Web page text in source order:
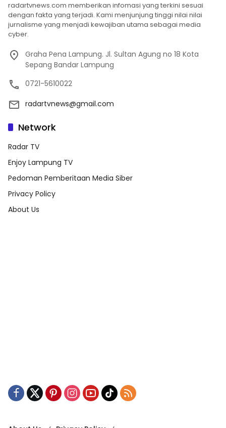
radartvnews.com memberikan infomasi yang terkini sesuai
dengan fakta yang terjadi. Kami menjunjung tinggi nilai nilai
jurnalisme yang menjadi kewajiban utama sebagai media
cyber.
Graha Pena Lampung. Jl. Sultan Agung no 18 Kota
Sepang Bandar Lampung
0721-5610022
radartvnews@gmail.com
Network
Radar TV
Enjoy Lampung TV
Pedoman Pemberitaan Media Siber
Privacy Policy
About Us